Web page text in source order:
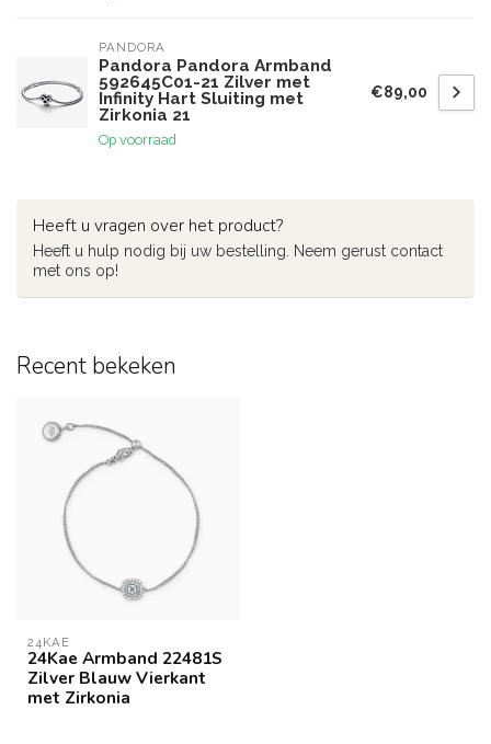
PANDORA
Pandora Pandora Armband
592645C01-21 Zilver met
Infinity Hart Sluiting met
Zirkonia 21
Op voorraad
€89,00
Heeft u vragen over het product?
Heeft u hulp nodig bij uw bestelling. Neem gerust contact
met ons op!
Recent bekeken
24KAE
24Kae Armband 22481S
Zilver Blauw Vierkant
met Zirkonia